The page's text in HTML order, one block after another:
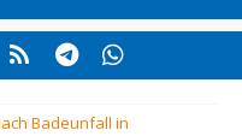
Badeunfall in